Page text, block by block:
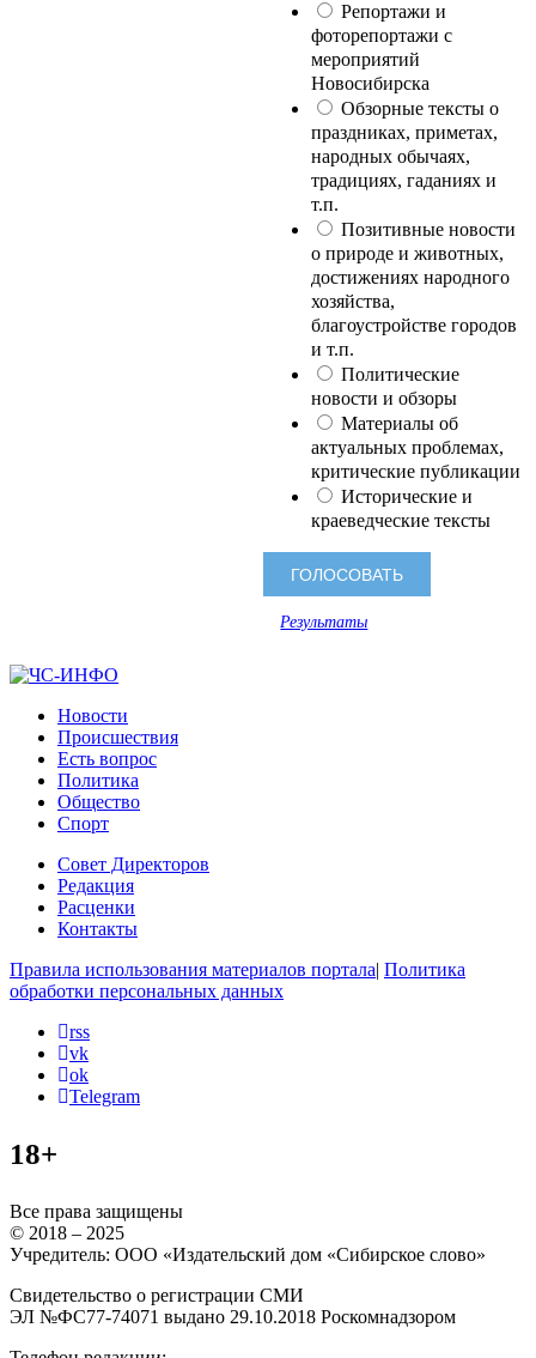
Репортажи и
фоторепортажи с
мероприятий
Новосибирска
Обзорные тексты о
праздниках, приметах,
народных обычаях,
традициях, гаданиях и
т.п.
Позитивные новости
о природе и животных,
достижениях народного
хозяйства,
благоустройстве городов
и т.п.
Политические
новости и обзоры
Материалы об
актуальных проблемах,
критические публикации
Исторические и
краеведческие тексты
Результаты
Новости
Происшествия
Есть вопрос
Политика
Общество
Спорт
Совет Директоров
Редакция
Расценки
Контакты
Правила использования материалов портала| Политика
обработки персональных данных
rss
vk
ok
Telegram
18+
Все права защищены
© 2018 – 2025
Учредитель: ООО «Издательский дом «Сибирское слово»
Свидетельство о регистрации СМИ
ЭЛ №ФС77-74071 выдано 29.10.2018 Роскомнадзором